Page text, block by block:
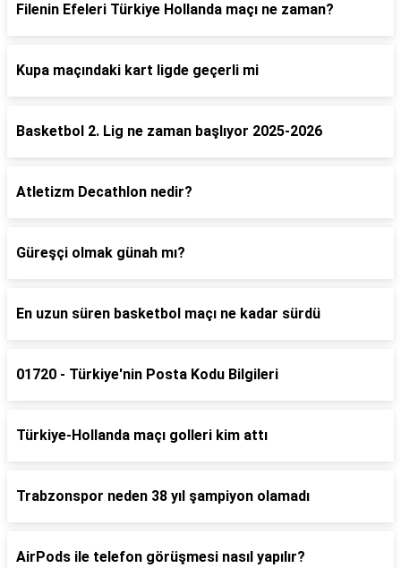
Filenin Efeleri Türkiye Hollanda maçı ne zaman?
Kupa maçındaki kart ligde geçerli mi
Basketbol 2. Lig ne zaman başlıyor 2025-2026
Atletizm Decathlon nedir?
Güreşçi olmak günah mı?
En uzun süren basketbol maçı ne kadar sürdü
01720 - Türkiye'nin Posta Kodu Bilgileri
Türkiye-Hollanda maçı golleri kim attı
Trabzonspor neden 38 yıl şampiyon olamadı
AirPods ile telefon görüşmesi nasıl yapılır?